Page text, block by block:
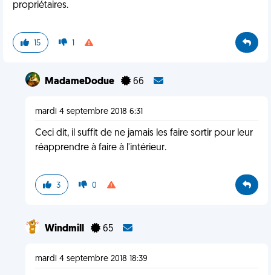
propriétaires.
15 1
MadameDodue 66
mardi 4 septembre 2018 6:31
Ceci dit, il suffit de ne jamais les faire sortir pour leur
réapprendre à faire à l'intérieur.
3 0
Windmill 65
mardi 4 septembre 2018 18:39